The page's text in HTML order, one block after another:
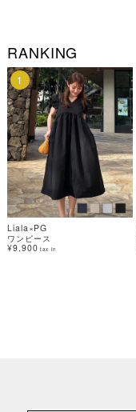
RANKING
1
Liala×PG
ワンピース
¥9,900 tax in